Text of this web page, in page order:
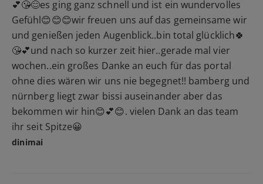
💕😘😊es ging ganz schnell und ist ein wundervolles
Gefühl😊😊😊wir freuen uns auf das gemeinsame wir
und genießen jeden Augenblick..bin total glücklich🍀
😘💕und nach so kurzer zeit hier..gerade mal vier
wochen..ein großes Danke an euch für das portal
ohne dies wären wir uns nie begegnet!! bamberg und
nürnberg liegt zwar bissi auseinander aber das
bekommen wir hin😊💕😊. vielen Dank an das team
ihr seit Spitze😀
dinimai